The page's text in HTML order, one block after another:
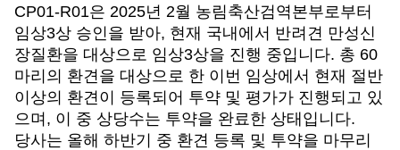
CP01-R01은 2025년 2월 농림축산검역본부로부터
임상3상 승인을 받아, 현재 국내에서 반려견 만성신
장질환을 대상으로 임상3상을 진행 중입니다. 총 60
마리의 환견을 대상으로 한 이번 임상에서 현재 절반
이상의 환견이 등록되어 투약 및 평가가 진행되고 있
으며, 이 중 상당수는 투약을 완료한 상태입니다.
당사는 올해 하반기 중 환견 등록 및 투약을 마무리